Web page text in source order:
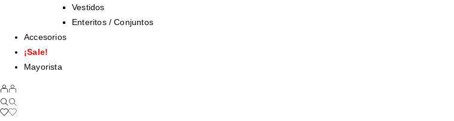
Vestidos
Enteritos / Conjuntos
Accesorios
¡Sale!
Mayorista